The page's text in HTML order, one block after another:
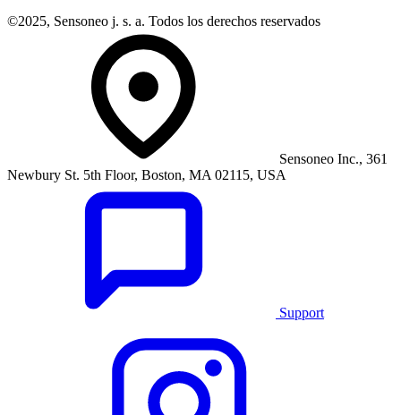
©2025, Sensoneo j. s. a. Todos los derechos reservados
Sensoneo Inc., 361
Newbury St. 5th Floor, Boston, MA 02115, USA
Support